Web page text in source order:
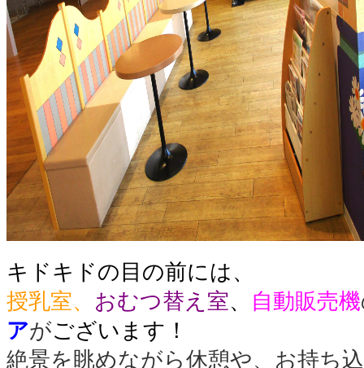
キドキドの目の前には、
授乳室、 おむつ替え室、 自動販売機
アがございます！
絶景を眺めながら休憩や、お持ち